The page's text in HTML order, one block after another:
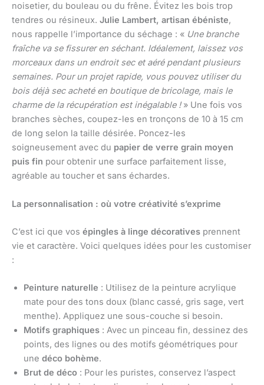
noisetier, du bouleau ou du frêne. Évitez les bois trop
tendres ou résineux. Julie Lambert, artisan ébéniste,
nous rappelle l’importance du séchage : « Une branche
fraîche va se fissurer en séchant. Idéalement, laissez vos
morceaux dans un endroit sec et aéré pendant plusieurs
semaines. Pour un projet rapide, vous pouvez utiliser du
bois déjà sec acheté en boutique de bricolage, mais le
charme de la récupération est inégalable !» Une fois vos
branches sèches, coupez-les en tronçons de 10 à 15 cm
de long selon la taille désirée. Poncez-les
soigneusement avec du papier de verre grain moyen
puis fin pour obtenir une surface parfaitement lisse,
agréable au toucher et sans échardes.
La personnalisation : où votre créativité s’exprime
C’est ici que vos épingles à linge décoratives prennent
vie et caractère. Voici quelques idées pour les customiser
:
Peinture naturelle : Utilisez de la peinture acrylique
mate pour des tons doux (blanc cassé, gris sage, vert
menthe). Appliquez une sous-couche si besoin.
Motifs graphiques : Avec un pinceau fin, dessinez des
points, des lignes ou des motifs géométriques pour
une déco bohème.
Brut de déco : Pour les puristes, conservez l’aspect